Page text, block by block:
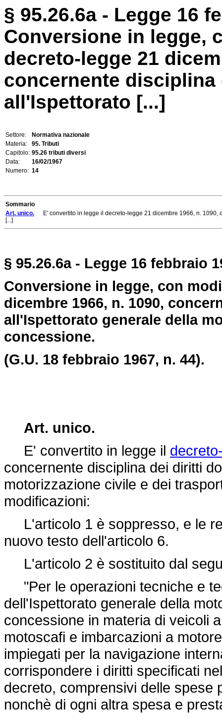
§ 95.26.6a - Legge 16
Conversione in legge,
decreto-legge 21
concernente
all'Ispettorato [...]
Settore:
Normativa nazionale
Materia:
95. Tributi
Capitolo: 95.26 tributi diversi
Data:
16/02/1967
Numero: 14
Sommario
Art. unico. E' convertito in legge il decreto-legge 21 dicembre 1966, n. 1090,
[...]
§ 95.26.6a - Legge 16 febbraio
Conversione in legge, con
dicembre 1966, n. 1090,
all'Ispettorato generale della
concessione.
(G.U. 18 febbraio 1967, n. 44).
Art. unico.
E' convertito in legge il
concernente disciplina dei diritti
motorizzazione civile e dei
modificazioni:
L'articolo 1 è soppresso, e le
nuovo testo dell'articolo 6.
L'articolo 2 è sostituito dal
"Per le operazioni tecniche e
dell'Ispettorato generale della
concessione in materia di veicoli
motoscafi e imbarcazioni a
impiegati per la navigazione
corrispondere i diritti specificati
decreto, comprensivi delle spese
nonchè di ogni altra spesa e